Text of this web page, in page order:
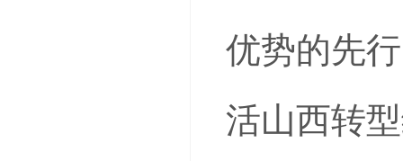
优势的先
活山西转